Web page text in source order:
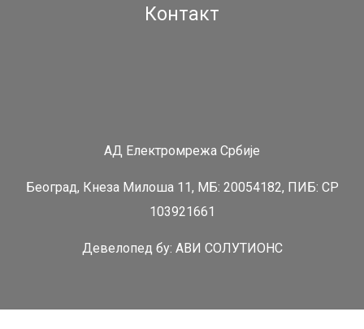
Контакт
АД Електромрежа Србије
Београд, Кнеза Милоша 11, МБ: 20054182, ПИБ: СР
103921661
Девелопед бy: АВИ СОЛУТИОНС